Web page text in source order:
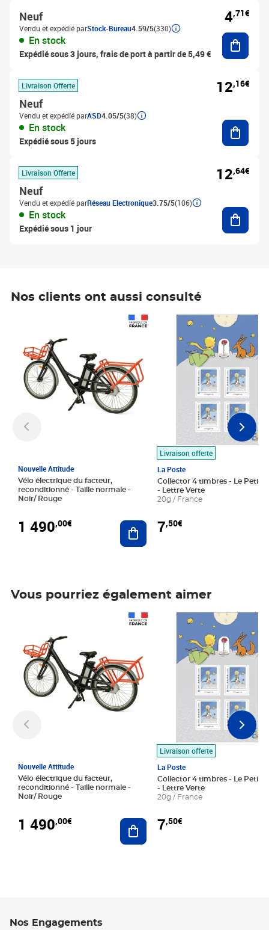
Neuf
Vendu et expédié parStock-Bureau4.59/5(330)
En stock
Expédié sous 3 jours, frais de port à partir de 5,49 €
4,71€
Livraison Offerte
Neuf
Vendu et expédié parASD4.05/5(38)
En stock
Expédié sous 5 jours
12,16€
Livraison Offerte
Neuf
Vendu et expédié parRéseau Electronique3.75/5(106)
En stock
Expédié sous 1 jour
12,64€
Nos clients ont aussi consulté
Nouvelle Attitude
Vélo électrique du facteur,
reconditionné - Taille normale -
Noir/ Rouge
1 490,00€ Ajouter au panier
Livraison offerte
La Poste
Collector 4 timbres - Le Petit
- Lettre Verte
20g / France
7,50€
Prix 7,50€
Vous pourriez également aimer
Nouvelle Attitude
Vélo électrique du facteur,
reconditionné - Taille normale -
Noir/ Rouge
1 490,00€ Ajouter au panier
Livraison offerte
La Poste
Collector 4 timbres - Le Petit
- Lettre Verte
20g / France
7,50€
Prix 7,50€
Nos Engagements